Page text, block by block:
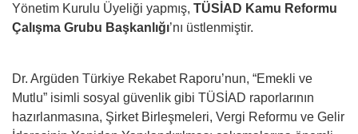
Yönetim Kurulu Üyeliği yapmış, TÜSİAD Kamu Reformu
Çalışma Grubu Başkanlığı’nı üstlenmiştir.
Dr. Argüden Türkiye Rekabet Raporu’nun, “Emekli ve
Mutlu” isimli sosyal güvenlik gibi TÜSİAD raporlarının
hazırlanmasına, Şirket Birleşmeleri, Vergi Reformu ve Gelir